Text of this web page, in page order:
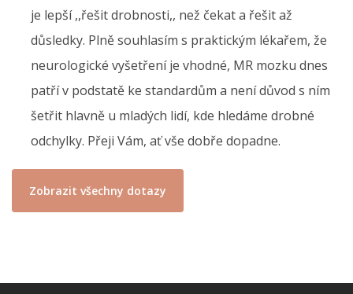
je lepší ,,řešit drobnosti,, než čekat a řešit až
důsledky. Plně souhlasím s praktickým lékařem, že
neurologické vyšetření je vhodné, MR mozku dnes
patří v podstatě ke standardům a není důvod s ním
šetřit hlavně u mladých lidí, kde hledáme drobné
odchylky. Přeji Vám, ať vše dobře dopadne.
Zobrazit všechny dotazy